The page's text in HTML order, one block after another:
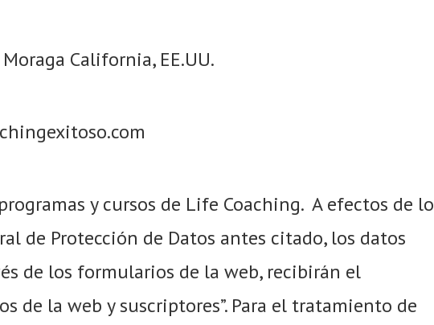
California, EE.UU.
y cursos de Life Coaching. A efectos de lo
de Protección de Datos antes citado, los datos
de los formularios de la web, recibirán el
de la web y suscriptores”. Para el tratamiento de